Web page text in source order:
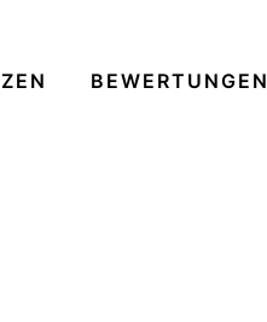
BEWERTUNGEN